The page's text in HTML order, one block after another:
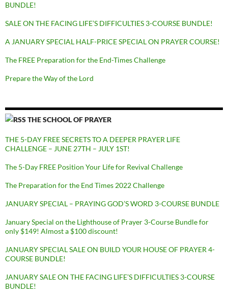
BUNDLE!
SALE ON THE FACING LIFE’S DIFFICULTIES 3-COURSE BUNDLE!
A JANUARY SPECIAL HALF-PRICE SPECIAL ON PRAYER COURSE!
The FREE Preparation for the End-Times Challenge
Prepare the Way of the Lord
THE SCHOOL OF PRAYER
THE 5-DAY FREE SECRETS TO A DEEPER PRAYER LIFE
CHALLENGE – JUNE 27TH – JULY 1ST!
The 5-Day FREE Position Your Life for Revival Challenge
The Preparation for the End Times 2022 Challenge
JANUARY SPECIAL – PRAYING GOD’S WORD 3-COURSE BUNDLE
January Special on the Lighthouse of Prayer 3-Course Bundle for
only $149! Almost a $100 discount!
JANUARY SPECIAL SALE ON BUILD YOUR HOUSE OF PRAYER 4-
COURSE BUNDLE!
JANUARY SALE ON THE FACING LIFE’S DIFFICULTIES 3-COURSE
BUNDLE!